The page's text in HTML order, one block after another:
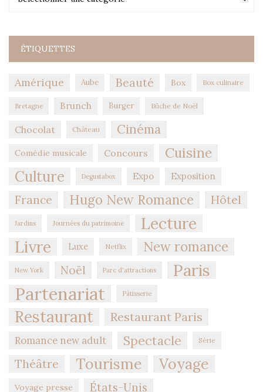
ÉTIQUETTES
Amérique Aube Beauté Box Box culinaire
Bretagne Brunch Burger Bûche de Noël
Chocolat Château Cinéma
Comédie musicale Concours Cuisine
Culture Degustabox Expo Exposition
France Hugo New Romance Hôtel
Jardins Journées du patrimoine
Lecture
Livre
Luxe Netflix New romance
New York Noël Parc d'attractions Paris
Partenariat Pâtisserie
Restaurant Restaurant Paris
Romance new adult Spectacle Série
Théâtre Tourisme Voyage
Voyage presse États-Unis